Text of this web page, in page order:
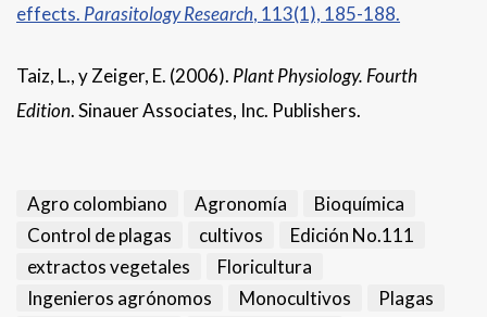
effects. Parasitology Research, 113(1), 185-188.
Taiz, L., y Zeiger, E. (2006). Plant Physiology. Fourth
Edition. Sinauer Associates, Inc. Publishers.
Agro colombiano Agronomía
Bioquímica
Control de plagas
cultivos
Edición No.111
extractos vegetales
Floricultura
Ingenieros agrónomos
Monocultivos
Plagas